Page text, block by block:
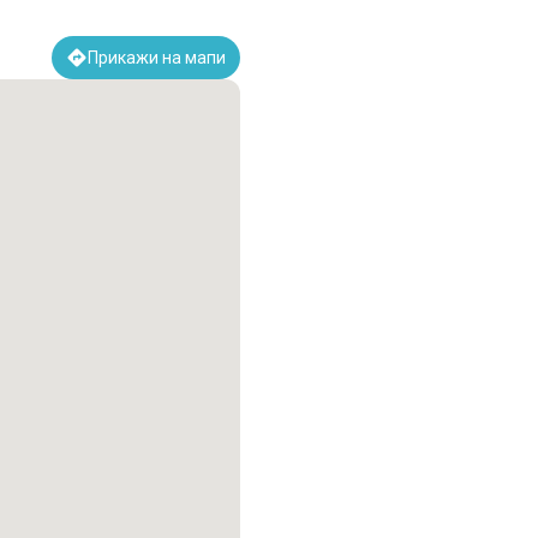
Прикажи на мапи